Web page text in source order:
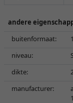
andere
buitenformaat:
niveau:
dikte:
manufacturer: